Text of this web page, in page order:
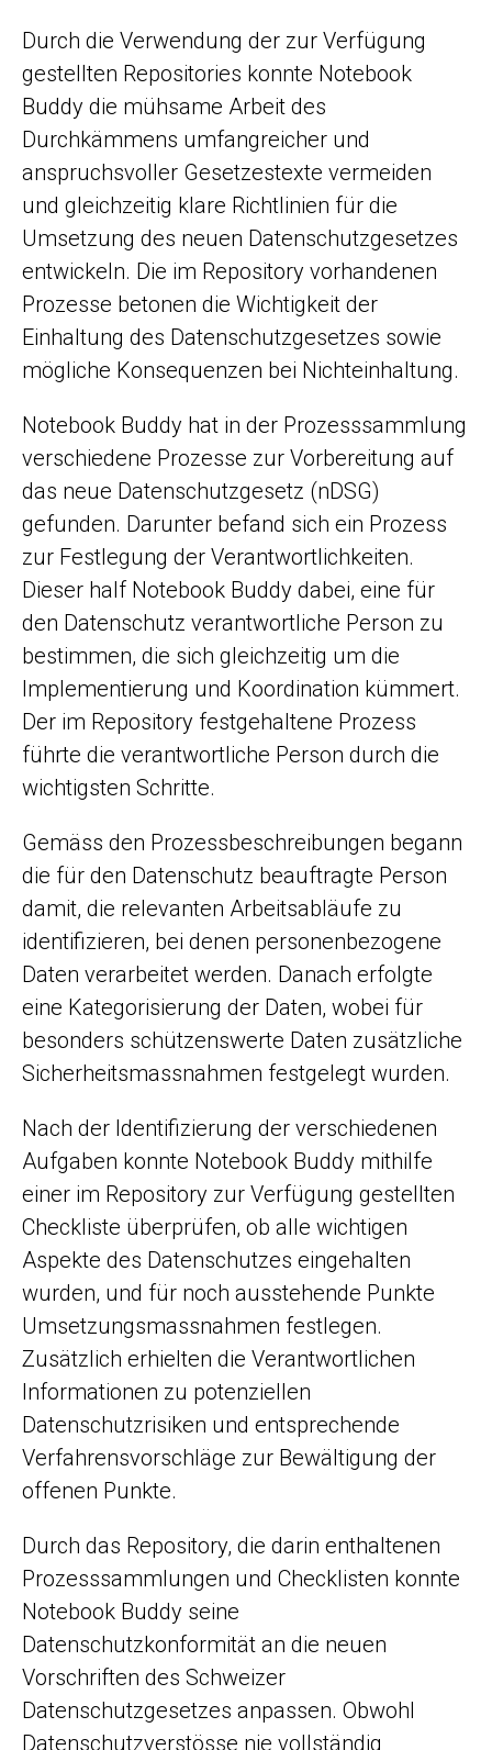
Durch die Verwendung der zur Verfügung
gestellten Repositories konnte Notebook
Buddy die mühsame Arbeit des
Durchkämmens umfangreicher und
anspruchsvoller Gesetzestexte vermeiden
und gleichzeitig klare Richtlinien für die
Umsetzung des neuen Datenschutzgesetzes
entwickeln. Die im Repository vorhandenen
Prozesse betonen die Wichtigkeit der
Einhaltung des Datenschutzgesetzes sowie
mögliche Konsequenzen bei Nichteinhaltung.
Notebook Buddy hat in der Prozesssammlung
verschiedene Prozesse zur Vorbereitung auf
das neue Datenschutzgesetz (nDSG)
gefunden. Darunter befand sich ein Prozess
zur Festlegung der Verantwortlichkeiten.
Dieser half Notebook Buddy dabei, eine für
den Datenschutz verantwortliche Person zu
bestimmen, die sich gleichzeitig um die
Implementierung und Koordination kümmert.
Der im Repository festgehaltene Prozess
führte die verantwortliche Person durch die
wichtigsten Schritte.
Gemäss den Prozessbeschreibungen begann
die für den Datenschutz beauftragte Person
damit, die relevanten Arbeitsabläufe zu
identifizieren, bei denen personenbezogene
Daten verarbeitet werden. Danach erfolgte
eine Kategorisierung der Daten, wobei für
besonders schützenswerte Daten zusätzliche
Sicherheitsmassnahmen festgelegt wurden.
Nach der Identifizierung der verschiedenen
Aufgaben konnte Notebook Buddy mithilfe
einer im Repository zur Verfügung gestellten
Checkliste überprüfen, ob alle wichtigen
Aspekte des Datenschutzes eingehalten
wurden, und für noch ausstehende Punkte
Umsetzungsmassnahmen festlegen.
Zusätzlich erhielten die Verantwortlichen
Informationen zu potenziellen
Datenschutzrisiken und entsprechende
Verfahrensvorschläge zur Bewältigung der
offenen Punkte.
Durch das Repository, die darin enthaltenen
Prozesssammlungen und Checklisten konnte
Notebook Buddy seine
Datenschutzkonformität an die neuen
Vorschriften des Schweizer
Datenschutzgesetzes anpassen. Obwohl
Datenschutzverstösse nie vollständig